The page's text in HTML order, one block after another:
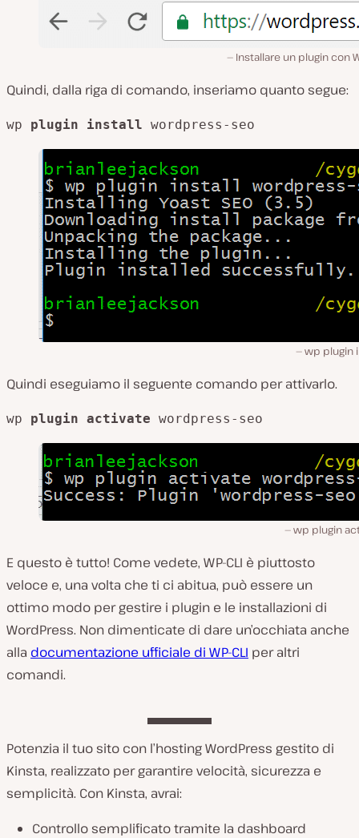
Installare un plugin con
Quindi, dalla riga di comando, inseriamo quanto segue:
wp plugin install wordpress-seo
wp plugin
Quindi eseguiamo il seguente comando per attivarlo.
wp plugin activate wordpress-seo
wp plugin
E questo è tutto! Come vedete, WP-CLI è piuttosto
veloce e, una volta che ti ci abitua, può essere un
ottimo modo per gestire i plugin e le installazioni di
WordPress. Non dimenticate di dare un’occhiata anche
alla documentazione ufficiale di WP-CLI per altri
comandi.
Potenzia il tuo sito con l’hosting WordPress gestito di
Kinsta, realizzato per garantire velocità, sicurezza e
semplicità. Con Kinsta, avrai:
Controllo semplificato tramite la dashboard